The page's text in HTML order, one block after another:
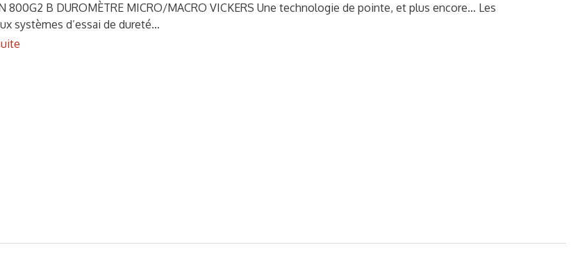
800G2 B DUROMÈTRE MICRO/MACRO VICKERS Une technologie de pointe, et plus encore… Les
systèmes d’essai de dureté…